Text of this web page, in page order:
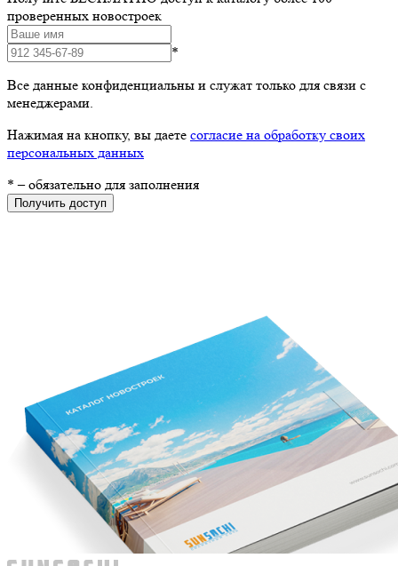
проверенных новостроек
*
Все данные конфиденциальны и служат только для связи с
менеджерами.
Нажимая на кнопку, вы даете согласие на обработку своих
персональных данных
* – обязательно для заполнения
Получить доступ